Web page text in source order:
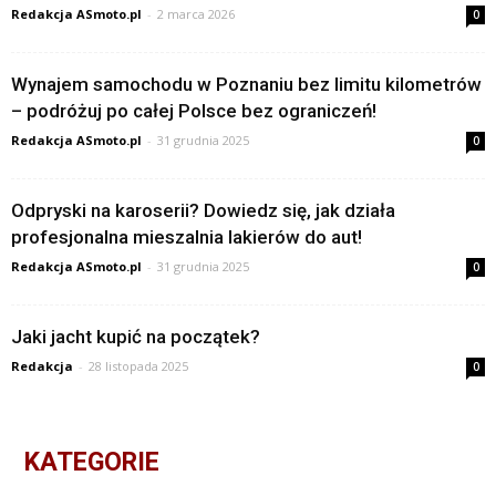
Redakcja ASmoto.pl - 2 marca 2026 0
Wynajem samochodu w Poznaniu bez limitu kilometrów
– podróżuj po całej Polsce bez ograniczeń!
Redakcja ASmoto.pl - 31 grudnia 2025 0
Odpryski na karoserii? Dowiedz się, jak działa
profesjonalna mieszalnia lakierów do aut!
Redakcja ASmoto.pl - 31 grudnia 2025 0
Jaki jacht kupić na początek?
Redakcja - 28 listopada 2025 0
KATEGORIE